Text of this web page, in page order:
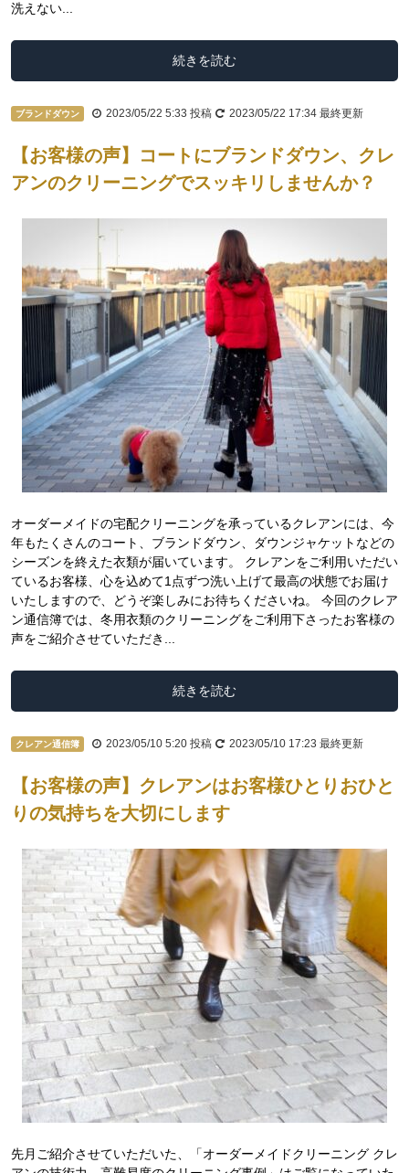
洗えない...
続きを読む
ブランドダウン 2023/05/22 5:33 投稿 2023/05/22 17:34 最終更新
【お客様の声】コートにブランドダウン、クレ
アンのクリーニングでスッキリしませんか？
オーダーメイドの宅配クリーニングを承っているクレアンには、今
年もたくさんのコート、ブランドダウン、ダウンジャケットなどの
シーズンを終えた衣類が届いています。 クレアンをご利用いただい
ているお客様、心を込めて1点ずつ洗い上げて最高の状態でお届け
いたしますので、どうぞ楽しみにお待ちくださいね。 今回のクレア
ン通信簿では、冬用衣類のクリーニングをご利用下さったお客様の
声をご紹介させていただき...
続きを読む
クレアン通信簿 2023/05/10 5:20 投稿 2023/05/10 17:23 最終更新
【お客様の声】クレアンはお客様ひとりおひと
りの気持ちを大切にします
先月ご紹介させていただいた、「オーダーメイドクリーニング クレ